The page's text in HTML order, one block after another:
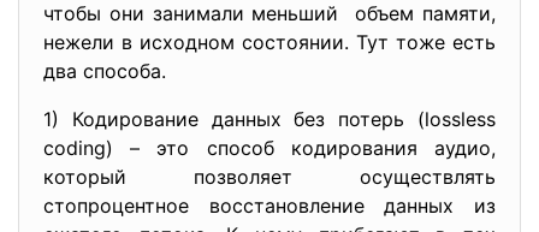
чтобы они занимали меньший объем памяти,
нежели в исходном состоянии. Тут тоже есть
два способа.
1) Кодирование данных без потерь (lossless
coding) – это способ кодирования аудио,
который позволяет осуществлять
стопроцентное восстановление данных из